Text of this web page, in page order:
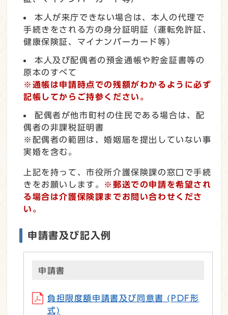
本人が来庁できない場合は、本人の代理で
手続きをされる方の身分証明証（運転免許証、
健康保険証、マイナンバーカード等）
本人及び配偶者の預金通帳や貯金証書等の
原本のすべて
※通帳は申請時点での残額がわかるように必ず
記帳してからご持参ください。
配偶者が他市町村の住民である場合は、配
偶者の非課税証明書
※配偶者の範囲は、婚姻届を提出していない事
実婚を含む。
上記を持って、市役所介護保険課の窓口で手続
きをお願いします。 ※郵送での申請を希望され
る場合は介護保険課までお問い合わせくださ
い。
申請書及び記入例
申請書
負担限度額申請書及び同意書 (PDF形
式)